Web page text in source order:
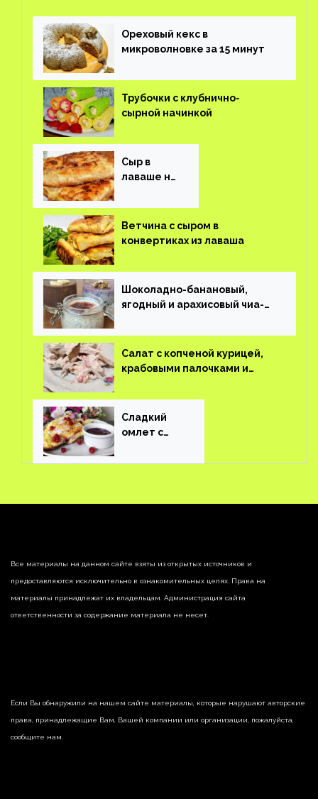
Ореховый кекс в
микроволновке за 15 минут
Трубочки с клубнично-
сырной начинкой
Сыр в
лаваше на
Ветчина с сыром в
конвертиках из лаваша
Шоколадно-банановый,
ягодный и арахисовый чиа-
Салат с копченой курицей,
крабовыми палочками и
Сладкий
омлет с
Все материалы на данном сайте взяты из открытых источников и
предоставляются исключительно в ознакомительных целях. Права на
материалы принадлежат их владельцам. Администрация сайта
ответственности за содержание материала не несет.
Если Вы обнаружили на нашем сайте материалы, которые нарушают авторские
права, принадлежащие Вам, Вашей компании или организации, пожалуйста,
сообщите нам.